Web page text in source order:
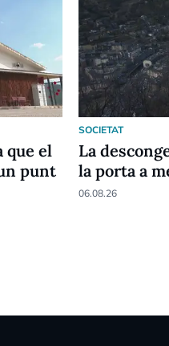
que el
punt
SOCIETAT
La
la porta a
06.08.26